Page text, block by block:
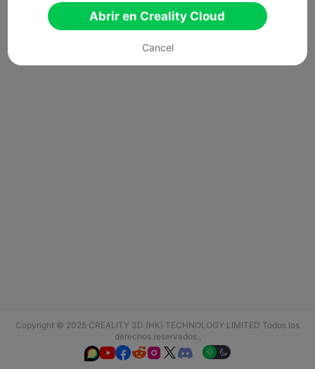
Copyright © 2025 CREALITY 3D (HK) TECHNOLOGY LIMITED Todos los
derechos reservados.,
  
Abrir en Creality Cloud
Cancel